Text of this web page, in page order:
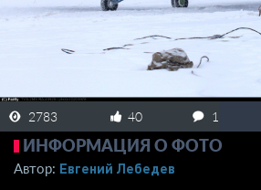
ЗАРЕГИСТРИРОВАТЬСЯ
2783 40 1
ИНФОРМАЦИЯ О ФОТО
Автор: Евгений Лебедев